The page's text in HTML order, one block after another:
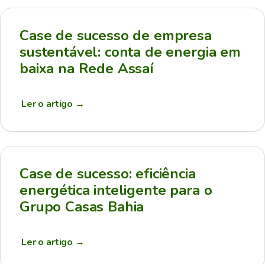
Case de sucesso de empresa
sustentável: conta de energia em
baixa na Rede Assaí
Ler o artigo →
Case de sucesso: eficiência
energética inteligente para o
Grupo Casas Bahia
Ler o artigo →